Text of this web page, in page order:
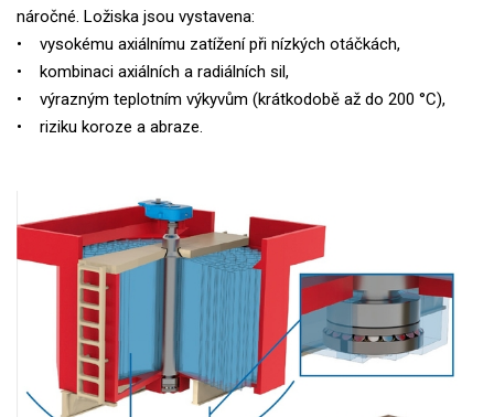
náročné. Ložiska jsou vystavena:
• vysokému axiálnímu zatížení při nízkých otáčkách,
• kombinaci axiálních a radiálních sil,
• výrazným teplotním výkyvům (krátkodobě až do 200 °C),
• riziku koroze a abraze.